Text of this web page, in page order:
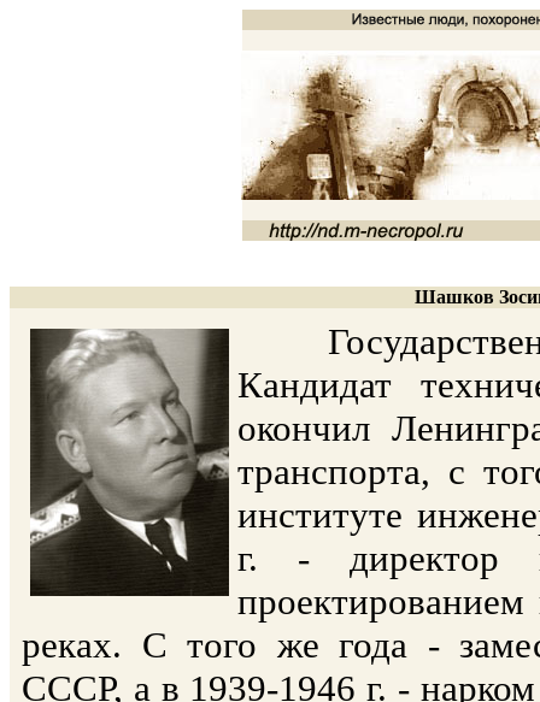
Шашков
Кандидат
окончил
транспорта, с
институте
г. - директор
реках. С того же года -
СССР, а в 1939-1946 г. -